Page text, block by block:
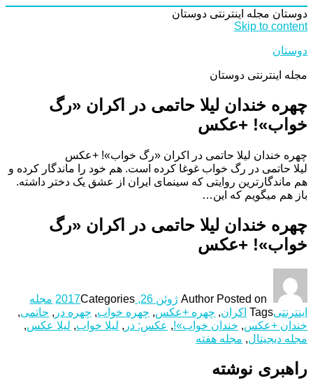
دوستان مجله اینترنتی دوستان
Skip to content
دوستان
مجله اینترنتی دوستان
چهره خندان لیلا حاتمی در اکران «رگ
خواب»! +عکس
چهره خندان لیلا حاتمی در اکران «رگ خواب»! +عکس
لیلا حاتمی در رگ خواب غوغا کرده است. هم خود را ماندگار کرده و
هم ماندگارترین روایتی که سینمای ایران از عشق یک دختر داشته.
باز هم میگویم که این…
چهره خندان لیلا حاتمی در اکران «رگ
خواب»! +عکس
Author Posted on ژوئن 26, 2017 Categories
مجله
اینترنتیTags اکران, چهره +عکس, چهره خواب, چهره در , حاتمی‌,
خندان +عکس, خندان خواب»!, عکس: در , لیلا خواب, لیلا عکس,
مجله دیجیتال, مجله هفته
راهبری نوشته